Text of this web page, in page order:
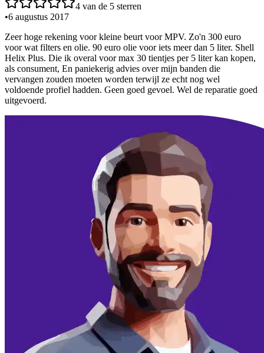
4 van de 5 sterren
•6 augustus 2017
Zeer hoge rekening voor kleine beurt voor MPV. Zo'n 300 euro
voor wat filters en olie. 90 euro olie voor iets meer dan 5 liter. Shell
Helix Plus. Die ik overal voor max 30 tientjes per 5 liter kan kopen,
als consument, En paniekerig advies over mijn banden die
vervangen zouden moeten worden terwijl ze echt nog wel
voldoende profiel hadden. Geen goed gevoel. Wel de reparatie goed
uitgevoerd.